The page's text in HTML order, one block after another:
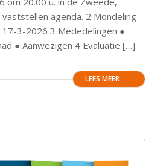
vaststellen agenda. 2 Mondeling
3-2026 3 Mededelingen ●
● Aanwezigen 4 Evaluatie […]
LEES MEER